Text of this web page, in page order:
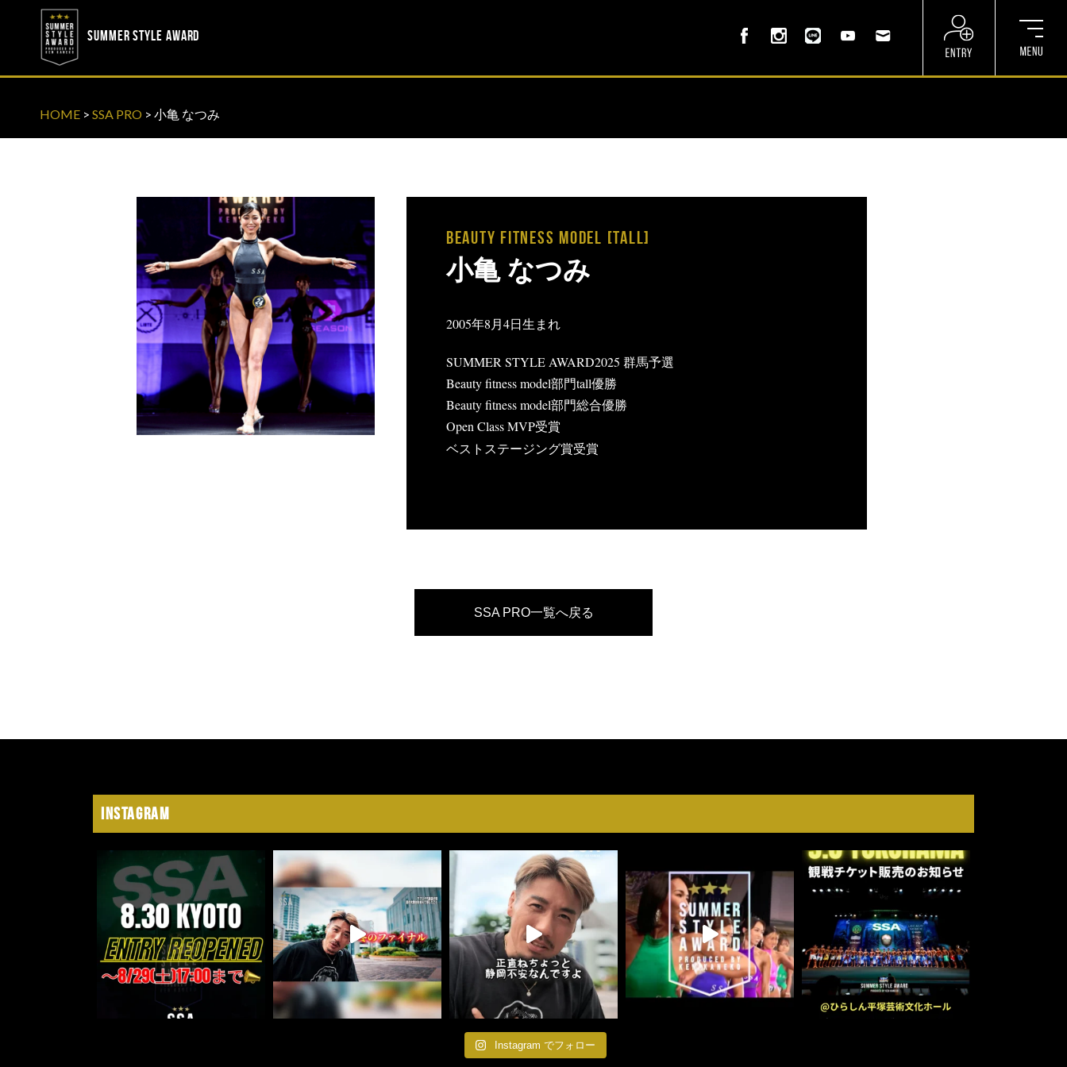
SUMMER STYLE AWARD
HOME > SSA PRO > 小亀 なつみ
BEAUTY FITNESS MODEL [tall]
小亀 なつみ
2005年8月4日生まれ
SUMMER STYLE AWARD2025 群馬予選
Beauty fitness model部門tall優勝
Beauty fitness model部門総合優勝
Open Class MVP受賞
ベストステージング賞受賞
SSA PRO一覧へ戻る
Instagram
Instagram でフォロー